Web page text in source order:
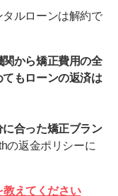
ルローンは解約で
から矯正費用の全
もローンの返済は
合った矯正ブラン
の返金ポリシーに
えてください